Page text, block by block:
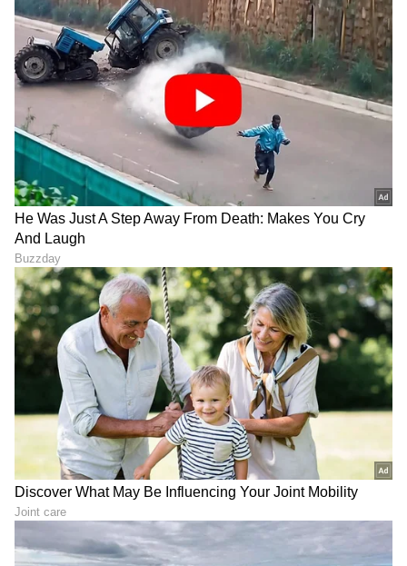
ವ್ಯವಹಾರ (business ideas in kannada) ,
ಬ್ಯಾಂಕಿಂಗ್ (
ಆರ್ಥಿಕತೆ, ಜಾಗತಿಕ ಮಾರುಕಟ್ಟೆ,
ಷೇರು ಮಾರುಕಟ್ಟೆ
ಹೂಡಿಕೆ ಸೇರಿದಂತೆ ಇನ್ನಿತರ ಮತ್ತು ಇತ್ತೀಚಿನ ಹಣಕಾಸಿನ